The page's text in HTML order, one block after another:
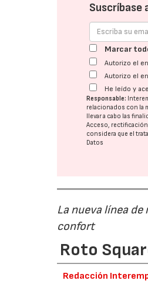
Suscríbase
Marcar
Autorizo el
Autorizo el
He leído y
Responsable:
relacionados con la
llevar a cabo las
Acceso,
considera que el
Datos
La nueva línea
confort
Roto
Redacción